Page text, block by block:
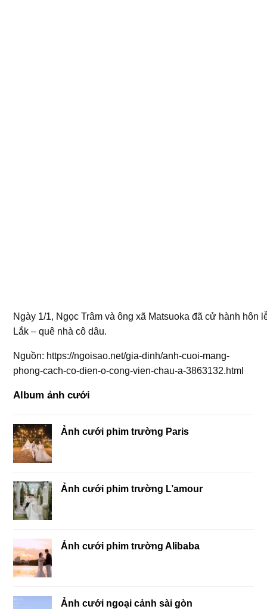
Ngày 1/1, Ngọc Trâm và ông xã Matsuoka đã cử hành hôn
Lắk – quê nhà cô dâu.
Nguồn: https://ngoisao.net/gia-dinh/anh-cuoi-mang-
phong-cach-co-dien-o-cong-vien-chau-a-3863132.html
Album ảnh cưới
Ảnh cưới phim trường Paris
Ảnh cưới phim trường L’amour
Ảnh cưới phim trường Alibaba
Ảnh cưới ngoại cảnh sài gòn